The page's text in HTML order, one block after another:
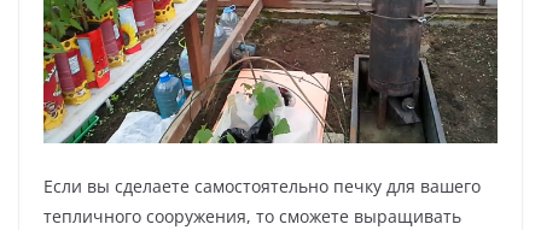
Если вы сделаете самостоятельно печку для вашего
тепличного сооружения, то сможете выращивать